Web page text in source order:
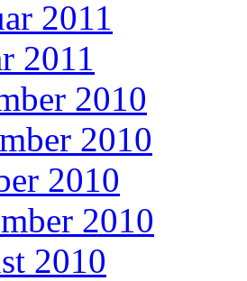
2011
2011
2010
2010
2010
2010
2010